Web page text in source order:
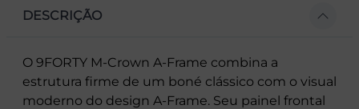
DESCRIÇÃO
O 9FORTY M-Crown A-Frame combina a
estrutura firme de um boné clássico com o visual
moderno do design A-Frame. Seu painel frontal